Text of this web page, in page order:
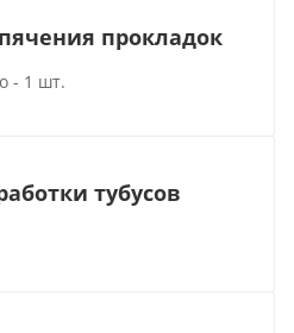
прокладок
- 1 шт.
тубусов